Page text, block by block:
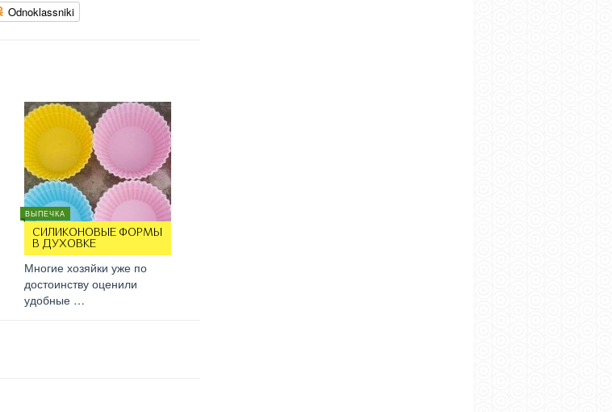
Odnoklassniki
ВЫПЕЧКА
СИЛИКОНОВЫЕ ФОРМЫ
В ДУХОВКЕ
Многие хозяйки уже по
достоинству оценили
удобные …